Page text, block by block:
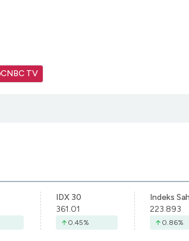
CNBC TV
IDX 30
361.01
0.45%
223.893
0.86%